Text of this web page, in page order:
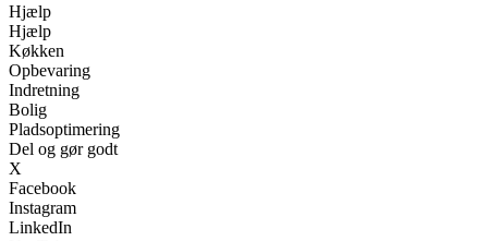
Hjælp
Hjælp
Køkken
Opbevaring
Indretning
Bolig
Pladsoptimering
Del og gør godt
X
Facebook
Instagram
LinkedIn